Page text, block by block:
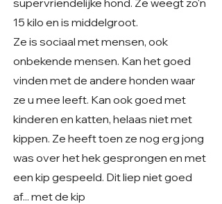
supervriendelijke hond. Ze weegt zo'n
15 kilo en is middelgroot.
Ze is sociaal met mensen, ook
onbekende mensen. Kan het goed
vinden met de andere honden waar
ze u mee leeft. Kan ook goed met
kinderen en katten, helaas niet met
kippen. Ze heeft toen ze nog erg jong
was over het hek gesprongen en met
een kip gespeeld. Dit liep niet goed
af... met de kip